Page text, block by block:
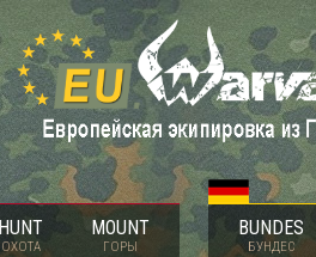
HUNT
ОХОТА
MOUNT
ГОРЫ
BUNDES
БУНДЕС